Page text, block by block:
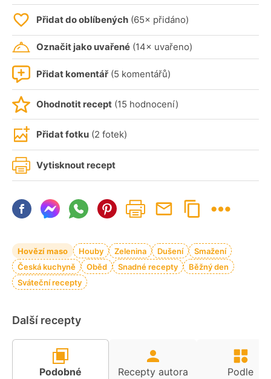
Přidat do oblíbených (65× přidáno)
Označit jako uvařené (14× uvařeno)
Přidat komentář (5 komentářů)
Ohodnotit recept (15 hodnocení)
Přidat fotku (2 fotek)
Vytisknout recept
Hovězí maso Houby Zelenina Dušení
Smažení
Česká kuchyně
Oběd Snadné recepty
Běžný den
Sváteční recepty
Další recepty
Podobné
Recepty autora
Podle